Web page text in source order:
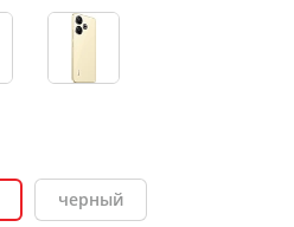
черный